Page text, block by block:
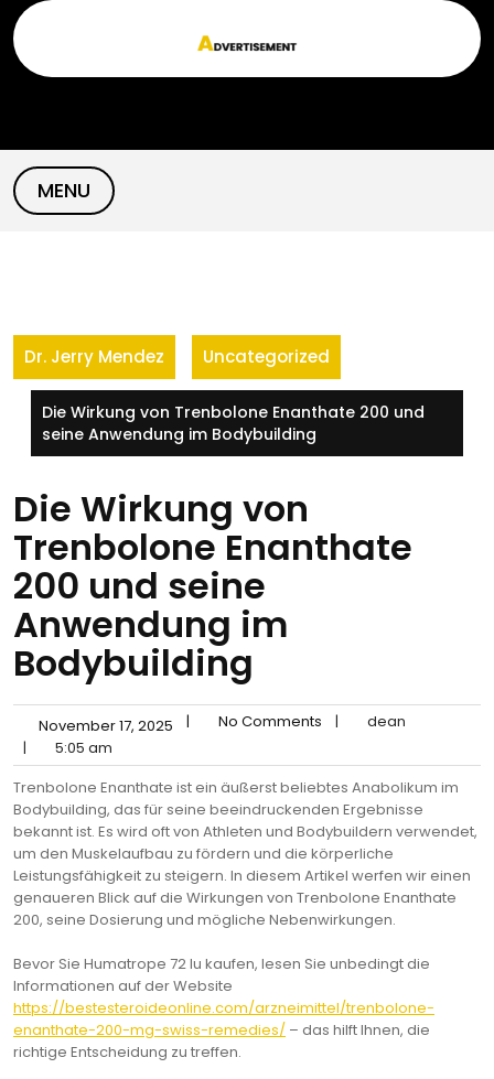
Skip
content
MENU
Dr. Jerry Mendez Uncategorized
Die Wirkung von Trenbolone Enanthate 200 und
seine Anwendung im Bodybuilding
Die Wirkung von
Trenbolone Enanthate
200 und seine
Anwendung im
Bodybuilding
November 17, 2025 | No Comments |
dean
|
5:05 am
Trenbolone Enanthate ist ein äußerst beliebtes Anabolikum im
Bodybuilding, das für seine beeindruckenden Ergebnisse
bekannt ist. Es wird oft von Athleten und Bodybuildern verwendet,
um den Muskelaufbau zu fördern und die körperliche
Leistungsfähigkeit zu steigern. In diesem Artikel werfen wir einen
genaueren Blick auf die Wirkungen von Trenbolone Enanthate
200, seine Dosierung und mögliche Nebenwirkungen.
Bevor Sie Humatrope 72 Iu kaufen, lesen Sie unbedingt die
Informationen auf der Website
https://bestesteroideonline.com/arzneimittel/trenbolone-
enanthate-200-mg-swiss-remedies/ – das hilft Ihnen, die
richtige Entscheidung zu treffen.